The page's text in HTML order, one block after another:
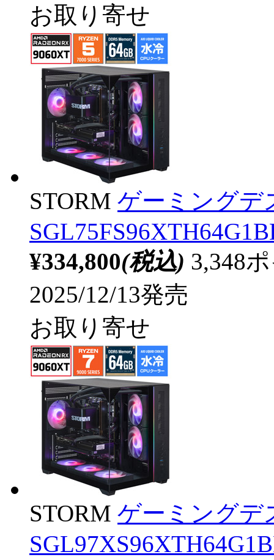
お取り寄せ
STORM ゲーミングデ
¥334,800(税込) 3,348
2025/12/13発売
お取り寄せ
STORM ゲーミングデ